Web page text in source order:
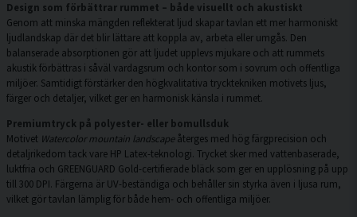
Design som förbättrar rummet – både visuellt och akustiskt
Genom att minska mängden reflekterat ljud skapar tavlan ett mer harmoniskt
ljudlandskap där det blir lättare att koppla av, arbeta eller umgås. Den
balanserade absorptionen gör att ljudet upplevs mjukare och att rummets
akustik förbättras i såväl vardagsrum och kontor som i sovrum och offentliga
miljöer. Samtidigt förstärker den högkvalitativa trycktekniken motivets ljus,
färger och detaljer, vilket ger en harmonisk känsla i rummet.
Premiumtryck på polyester- eller bomullsduk
Motivet Watercolor mountain landscapeåterges med hög färgprecision och
detaljrikedom tack vare HP Latex-teknologi. Trycket sker med vattenbaserade,
luktfria och GREENGUARD Gold-certifierade bläck som ger en upplösning på upp
till 300 DPI. Färgerna är UV-beständiga och behåller sin styrka även i ljusa rum,
vilket gör tavlan lämplig för både hem- och offentliga miljöer.